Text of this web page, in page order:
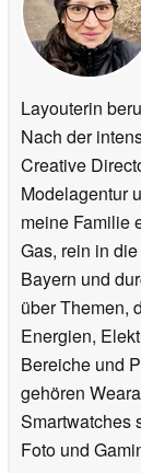
Layouterin
Nach der
Creative
Modelagentur
meine Familie
Gas, rein in
Bayern und
über Themen,
Energien,
Bereiche und
gehören
Smartwatches
Foto und